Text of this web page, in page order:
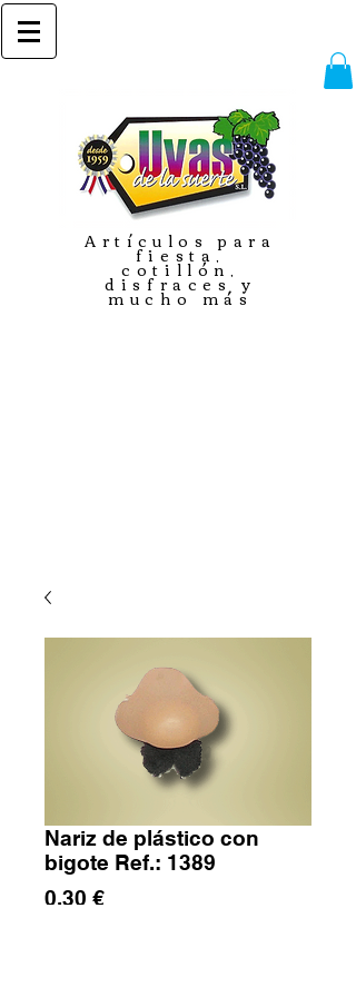
Artículos para
fiesta,
cotillón,
disfraces y
mucho más
Nariz de plástico con
bigote Ref.: 1389
0,30 €Precio